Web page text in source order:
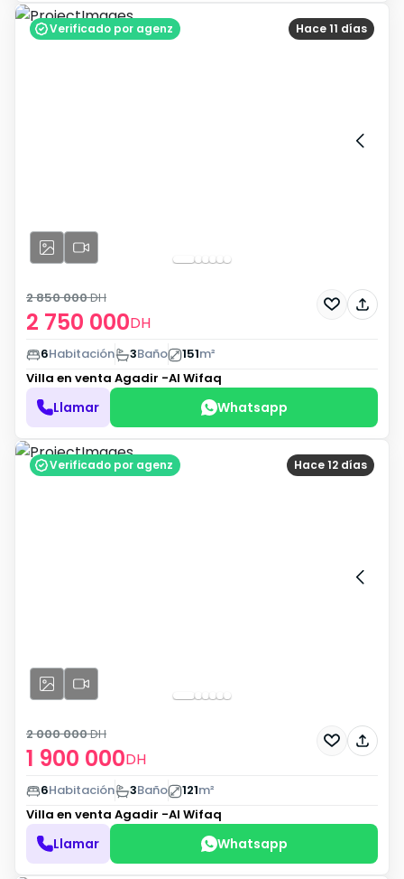
Hace 11 días
Verificado por agenz
2 750 000DH
2 850 000DH
6Habitación 3Baño 151m²
Villa en venta Agadir -Al Wifaq
Llamar Whatsapp
Hace 12 días
Verificado por agenz
1 900 000DH
2 000 000DH
6Habitación 3Baño 121m²
Villa en venta Agadir -Al Wifaq
Llamar Whatsapp